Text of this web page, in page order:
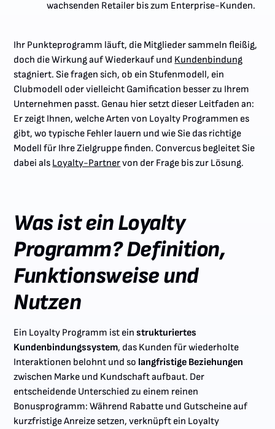
wachsenden Retailer bis zum Enterprise-Kunden.
Ihr Punkteprogramm läuft, die Mitglieder sammeln fleißig,
doch die Wirkung auf Wiederkauf und Kundenbindung
stagniert. Sie fragen sich, ob ein Stufenmodell, ein
Clubmodell oder vielleicht Gamification besser zu Ihrem
Unternehmen passt. Genau hier setzt dieser Leitfaden an:
Er zeigt Ihnen, welche Arten von Loyalty Programmen es
gibt, wo typische Fehler lauern und wie Sie das richtige
Modell für Ihre Zielgruppe finden. Convercus begleitet Sie
dabei als Loyalty-Partnervon der Frage bis zur Lösung.
Was ist ein Loyalty
Programm? Definition,
Funktionsweise und
Nutzen
Ein Loyalty Programm ist einstrukturiertes
Kundenbindungssystem, das Kunden für wiederholte
Interaktionen belohnt und so langfristige Beziehungen
zwischen Marke und Kundschaft aufbaut. Der
entscheidende Unterschied zu einem reinen
Bonusprogramm: Während Rabatte und Gutscheine auf
kurzfristige Anreize setzen, verknüpft ein Loyalty